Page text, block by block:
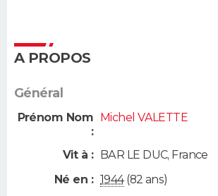
A PROPOS
Général
Prénom Nom
:
Michel VALETTE
Vit à : BAR LE DUC, France
Né en : 1944(82 ans)